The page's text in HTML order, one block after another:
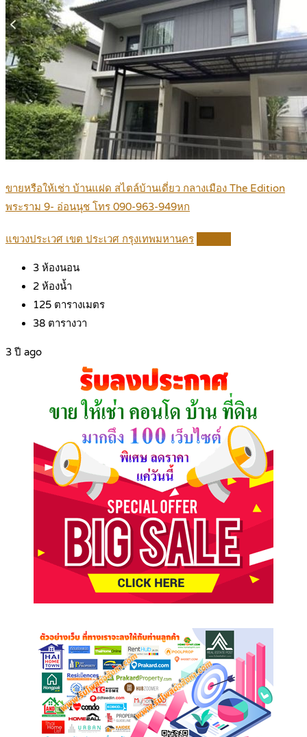
ขายหรือให้เช่า บ้านแฝด สไตล์บ้านเดี่ยว กลางเมือง The Edition
พระราม 9- อ่อนนุช โทร 090-963-949หก
แขวงประเวศ เขต ประเวศ กรุงเทพมหานคร
3 ห้องนอน
2 ห้องน้ำ
125 ตารางเมตร
38 ตารางวา
3 ปี ago